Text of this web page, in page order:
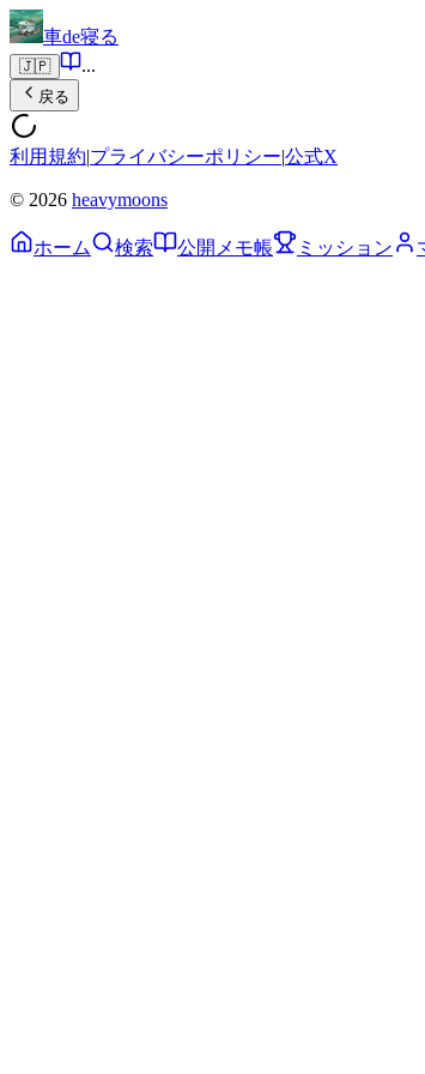
車de寝る
🇯🇵 ...
戻る
利用規約|プライバシーポリシー|公式X
© 2026 heavymoons
ホーム 検索 公開メモ帳 ミッション